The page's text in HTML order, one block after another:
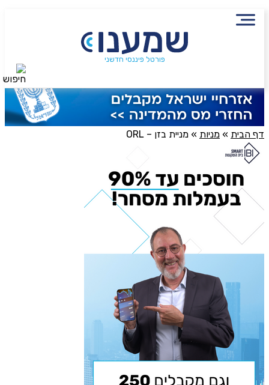
פורטל פיננסי חדשני
דף הבית » מניות » מניית בזן – ORL
חיפוש